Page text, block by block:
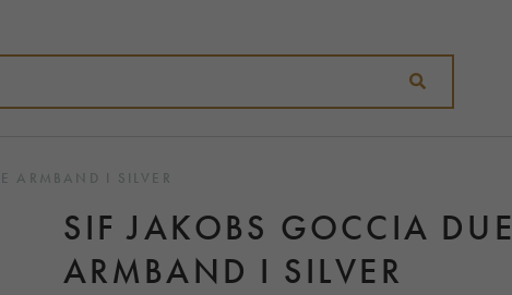
ARMBAND I SILVER
SIF JAKOBS GOCCIA DUE
ARMBAND I SILVER